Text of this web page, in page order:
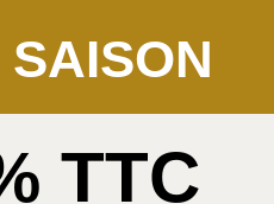
TTC